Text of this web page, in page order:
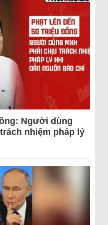
Người dùng
nhiệm pháp lý